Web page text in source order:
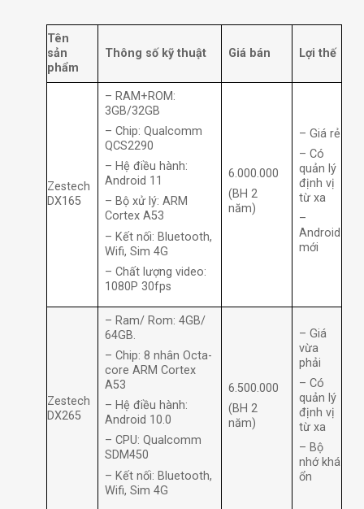
Tên
sản
phẩm
Thông số kỹ thuật Giá bán Lợi thế
Zestech
DX165
– RAM+ROM:
3GB/32GB
– Chip: Qualcomm
QCS2290
– Hệ điều hành:
Android 11
– Bộ xử lý: ARM
Cortex A53
– Kết nối: Bluetooth,
Wifi, Sim 4G
– Chất lượng video:
1080P 30fps
6.000.000
(BH 2
năm)
– Giá rẻ
– Có
quản lý
định vị
từ xa
–
Android
mới
Zestech
DX265
– Ram/ Rom: 4GB/
64GB.
– Chip: 8 nhân Octa-
core ARM Cortex
A53
– Hệ điều hành:
Android 10.0
– CPU: Qualcomm
SDM450
– Kết nối: Bluetooth,
Wifi, Sim 4G
6.500.000
(BH 2
năm)
– Giá
vừa
phải
– Có
quản lý
định vị
từ xa
– Bộ
nhớ khá
ổn